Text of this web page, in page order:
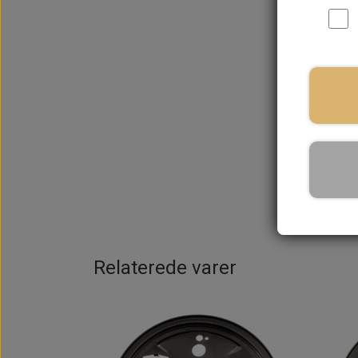
Relaterede varer